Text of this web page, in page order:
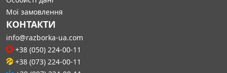
Мої замовлення
КОНТАКТИ
info@razborka-ua.com
+38 (050) 224-00-11
+38 (073) 224-00-11